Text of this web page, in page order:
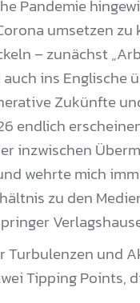
Pandemie
umsetzen
– zunächst
ins Englische
Zukünfte
endlich
inzwischen
wehrte mich
zu den
Turbulenzen und
Tipping Points,